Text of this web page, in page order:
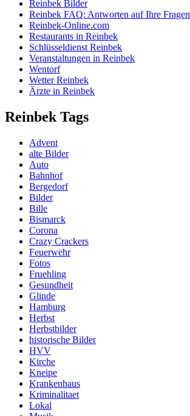
Reinbek Bilder
Reinbek FAQ: Antworten auf Ihre Fragen
Reinbek-Online.com
Restaurants in Reinbek
Schlüsseldienst Reinbek
Veranstaltungen in Reinbek
Wentorf
Wetter Reinbek
Ärzte in Reinbek
Reinbek Tags
Advent
alte Bilder
Auto
Bahnhof
Bergedorf
Bilder
Bille
Bismarck
Corona
Crazy Crackers
Feuerwehr
Fotos
Fruehling
Gesundheit
Glinde
Hamburg
Herbst
Herbstbilder
historische Bilder
HVV
Kirche
Kneipe
Krankenhaus
Kriminalitaet
Lokal